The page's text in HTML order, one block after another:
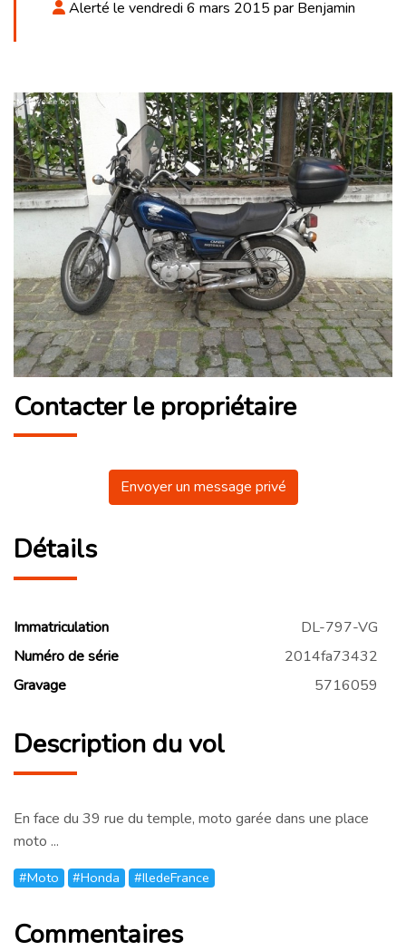
Alerté le vendredi 6 mars 2015 par Benjamin
Contacter le propriétaire
Envoyer un message privé
Détails
Immatriculation
DL-797-VG
Numéro de série
2014fa73432
Gravage
5716059
Description du vol
En face du 39 rue du temple, moto garée dans une place
moto ...
#Moto #Honda #IledeFrance
Commentaires